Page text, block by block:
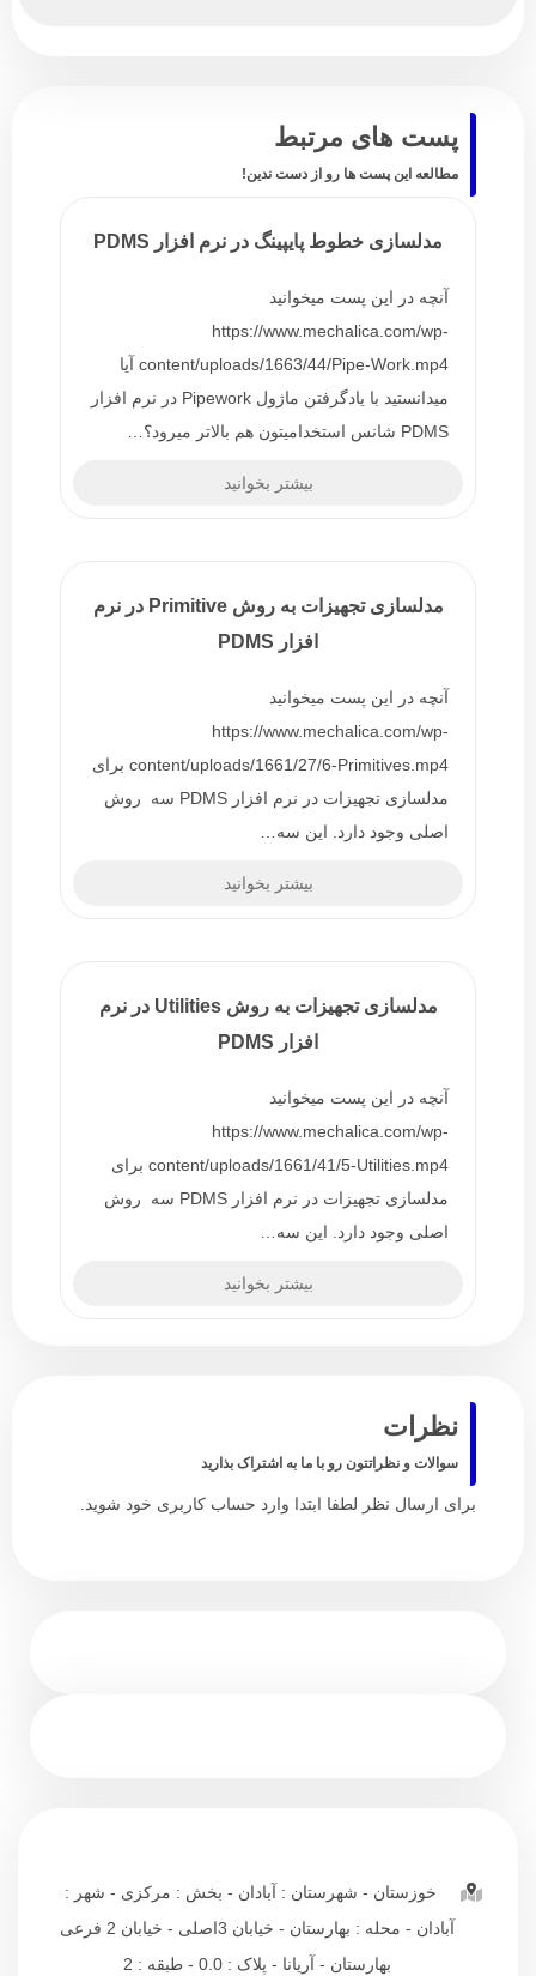
پست های مرتبط
مطالعه این پست ها رو از دست ندین!
مدلسازی خطوط پایپینگ در نرم افزار PDMS
آنچه در این پست میخوانید
https://www.mechalica.com/wp-
content/uploads/1663/44/Pipe-Work.mp4 آیا
میدانستید با یادگرفتن ماژول Pipework در نرم افزار
PDMS شانس استخدامیتون هم بالاتر میرود؟…
بیشتر بخوانید
مدلسازی تجهیزات به روش Primitive در نرم
افزار PDMS
آنچه در این پست میخوانید
https://www.mechalica.com/wp-
content/uploads/1661/27/6-Primitives.mp4 برای
مدلسازی تجهیزات در نرم افزار PDMS سه روش
اصلی وجود دارد. این سه…
بیشتر بخوانید
مدلسازی تجهیزات به روش Utilities در نرم
افزار PDMS
آنچه در این پست میخوانید
https://www.mechalica.com/wp-
content/uploads/1661/41/5-Utilities.mp4 برای
مدلسازی تجهیزات در نرم افزار PDMS سه روش
اصلی وجود دارد. این سه…
بیشتر بخوانید
نظرات
سوالات و نظراتتون رو با ما به اشتراک بذارید
برای ارسال نظر لطفا ابتدا وارد حساب کاربری خود شوید.
خوزستان - شهرستان : آبادان - بخش : مرکزی - شهر :
آبادان - محله : بهارستان - خیابان 3اصلی - خیابان 2 فرعی
بهارستان - آریانا - پلاک : 0.0 - طبقه : 2